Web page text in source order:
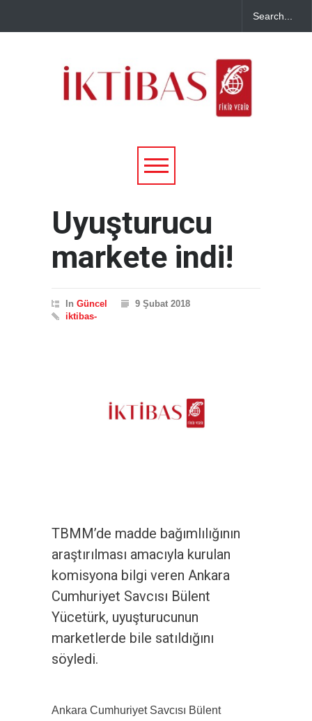
Uyuşturucu
markete indi!
In Güncel
9 Şubat 2018
iktibas-
TBMM’de madde bağımlılığının
araştırılması amacıyla kurulan
komisyona bilgi veren Ankara
Cumhuriyet Savcısı Bülent
Yücetürk, uyuşturucunun
marketlerde bile satıldığını
söyledi.
Ankara Cumhuriyet Savcısı Bülent